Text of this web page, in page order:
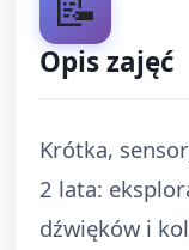
Opis zajęć
Krótka,
2 lata:
dźwięków i